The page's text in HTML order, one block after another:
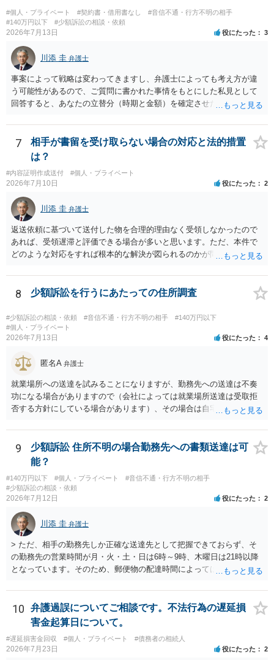
重大な障害が発生しており、当然にチケットを引き渡すべきといえる
かは微妙であり、むしろ返金すべきとするのが当事者の合理的意思に
合致するのではないか、という判断に傾くことになると思います。 例
えば、当該チケットが座席指定である場合、交際を解消した2人が当日
隣り合わせになることは避けたいという心理が働くことも無理からぬ
ところです。一方、チケットがエリア指定のアリーナ席であれば隣り
合わせにならずに済むかもしれませんし、そのチケットが入手困難で
あったり特別席であったりすれば、判断は変わってくるかもしれませ
ん。当該チケットがチケット転売防止法に規定する特定興行入場券に
法的には「当事者の合理的意思」がどこにあるのかを追求した解決が
必要になると思われます。なかなか難しい問題なので、弁護士によっ
ても回答は異なるかもしれません。
#個人・プライベート #契約書・借用書なし
#音信不通・行方不明の相手
#140万円以下
#少額訴訟の相談・依頼
2026年7月13日 役にたった 3
川添 圭 弁護士
事案によって戦略は変わってきますし、弁護士によっても考え方が違
う可能性があるので、ご質問に書かれた事情をもとにした私見として
回答すると、あなたの立替分（時期と金額）を確定させた上で、淡々
と、もし異議申立てがなされる可能性が高そうであれば時間の浪費
（通常訴訟へ移行する日数分空転する）になりますし、支払督促及び
その異議後の通常訴訟は相手方の住所地が管轄裁判所になるため（特
に相手方が遠方である場合は）対応が面倒な場合があるからです。相
手方の主張については、和解で減額を考慮すればよいと思います。 な
お、残念ながら、「連絡も返ってこず、返済の目処も立たずで精神的
ダメージが大きく」という理由では、慰謝料請求は通常は認められま
せん。
7
相手が書留を受け取らない場合の対応と法的措置
は？
#内容証明作成送付 #個人・プライベート
2026年7月10日 役にたった 2
川添 圭 弁護士
返送依頼に基づいて送付した物を合理的理由なく受領しなかったので
あれば、受領遅滞と評価できる場合が多いと思います。ただ、本件で
どのような対応をすれば根本的な解決が図られるのかが問題になるた
料します。
8 少額訴訟を行うにあたっての住所調査
#少額訴訟の相談・依頼 #音信不通・行方不明の相手
#140万円以下
#個人・プライベート
2026年7月13日 役にたった 4
匿名A 弁護士
就業場所への送達を試みることになりますが、勤務先への送達は不奏
功になる場合がありますので（会社によっては就業場所送達は受取拒
否する方針にしている場合があります）、その場合は自宅の住所調査
9
少額訴訟 住所不明の場合勤務先への書類送達は可
能？
#140万円以下 #個人・プライベート
#音信不通・行方不明の相手
#少額訴訟の相談・依頼
2026年7月12日 役にたった 2
川添 圭 弁護士
> ただ、相手の勤務先しか正確な送達先として把握できておらず、そ
の勤務先の営業時間が月・火・土・日は6時～9時、木曜日は21時以降
となっています。そのため、郵便物の配達時間によっては受け取りが
夜間の送達を上申するのが基本になりますが、感覚的には郵便局を動
かすには早すぎるので執行官送達を申し立てる必要があるかもしれま
せん。裁判所としては（あまりに特殊すぎて）就業場所送達を認めな
い可能性もありますし、執行官送達には費用もかかりますので、まず
は裁判所へ相談した方がよいと思います。
10
弁護過誤についてご相談です。不法行為の遅延損
害金起算日について。
#遅延損害金回収 #個人・プライベート #債務者の相続人
2026年7月23日 役にたった 2